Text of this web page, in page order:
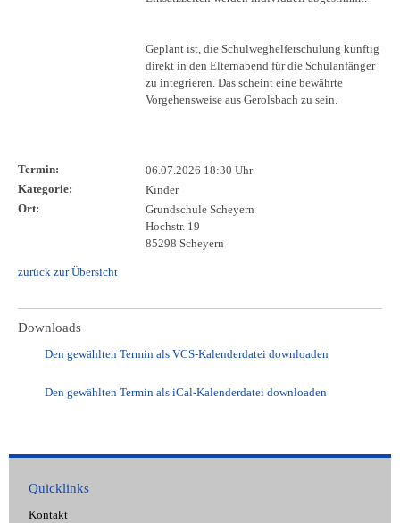
Geplant ist, die Schulweghelferschulung künftig
direkt in den Elternabend für die Schulanfänger
zu integrieren. Das scheint eine bewährte
Vorgehensweise aus Gerolsbach zu sein.
Termin:
06.07.2026 18:30 Uhr
Kategorie:
Kinder
Ort:
Grundschule Scheyern
Hochstr. 19
85298 Scheyern
zurück zur Übersicht
Downloads
Den gewählten Termin als VCS-Kalenderdatei downloaden
Den gewählten Termin als iCal-Kalenderdatei downloaden
Quicklinks
Kontakt